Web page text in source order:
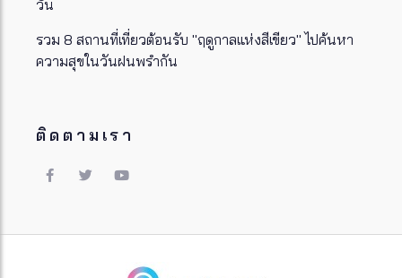
วัน
รวม 8 สถานที่เที่ยวต้อนรับ "ฤดูกาลแห่งสีเขียว" ไปค้นหา
ความสุขในวันฝนพรำกัน
ติดตามเรา